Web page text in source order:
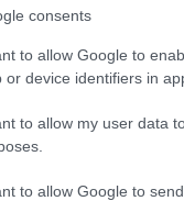
consents
to allow Google to
or device identifiers in
to allow my user data
to allow Google to
remis